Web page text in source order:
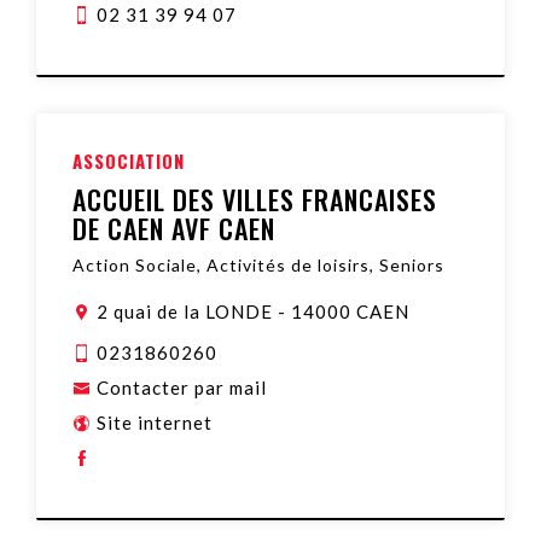
02 31 39 94 07
ASSOCIATION
ACCUEIL DES VILLES FRANCAISES
DE CAEN AVF CAEN
Action Sociale, Activités de loisirs, Seniors
2 quai de la LONDE - 14000 CAEN
0231860260
Contacter par mail
Site internet